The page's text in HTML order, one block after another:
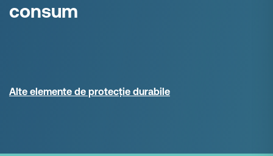
consum
Alte elemente de protecție durabile